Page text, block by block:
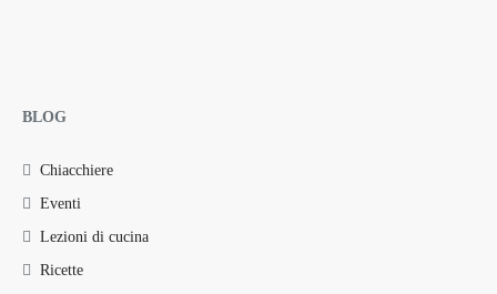
BLOG
Chiacchiere
Eventi
Lezioni di cucina
Ricette